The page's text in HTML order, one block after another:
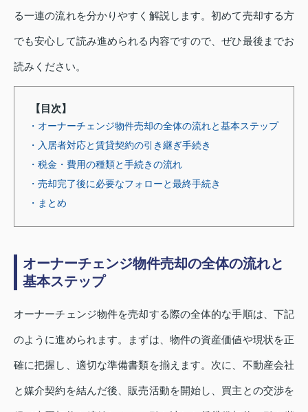
る一連の流れを分かりやすく解説します。初めて売却する方
でも安心して読み進められる内容ですので、ぜひ最後までお
読みください。
【目次】
・オーナーチェンジ物件売却の全体の流れと基本ステップ
・入居者対応と賃貸契約の引き継ぎ手続き
・税金・費用の種類と手続きの流れ
・売却完了後に必要なフォローと最終手続き
・まとめ
オーナーチェンジ物件売却の全体の流れと
基本ステップ
オーナーチェンジ物件を売却する際の全体的な手順は、下記
のように進められます。まずは、物件の資産価値や現状を正
確に把握し、適切な準備書類を揃えます。次に、不動産会社
と媒介契約を結んだ後、販売活動を開始し、買主との交渉を